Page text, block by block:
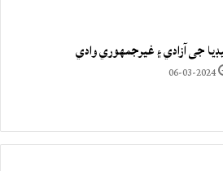
جي آزادي ۽ غيرجمھوري وادي
06-03-2024